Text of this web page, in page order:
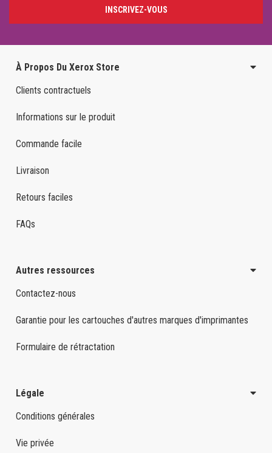
INSCRIVEZ-VOUS
À Propos Du Xerox Store
Clients contractuels
Informations sur le produit
Commande facile
Livraison
Retours faciles
FAQs
Autres ressources
Contactez-nous
Garantie pour les cartouches d'autres marques d'imprimantes
Formulaire de rétractation
Légale
Conditions générales
Vie privée